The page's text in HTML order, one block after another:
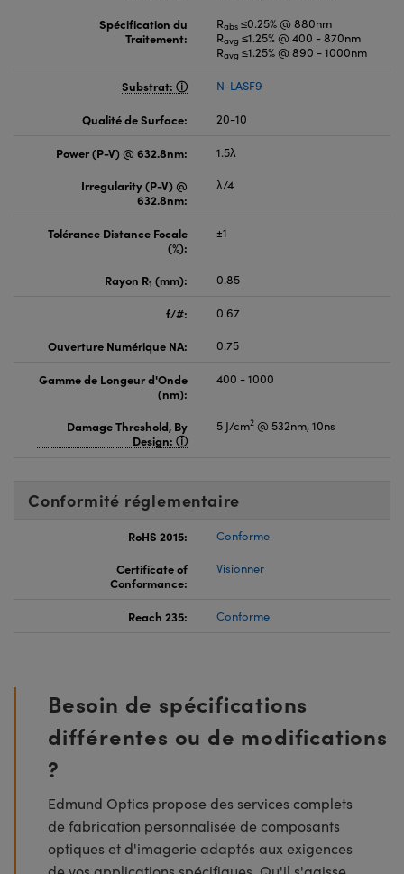
Spécification du
Traitement:
Rabs ≤0.25% @ 880nm
Ravg ≤1.25% @ 400 - 870nm
Ravg ≤1.25% @ 890 - 1000nm
Substrat: N-LASF9
Qualité de Surface: 20-10
Power (P-V) @ 632.8nm:
1.5λ
Irregularity (P-V) @
632.8nm:
λ/4
Tolérance Distance Focale
(%):
±1
Rayon R1 (mm): 0.85
f/#:
0.67
Ouverture Numérique NA:
0.75
Gamme de Longeur d'Onde
(nm):
400 - 1000
Damage Threshold, By
Design:
5 J/cm2 @ 532nm, 10ns
Conformité réglementaire
RoHS 2015:
Conforme
Certificate of
Conformance:
Visionner
Reach 235: Conforme
Besoin de spécifications
différentes ou de modifications
?
Edmund Optics propose des services complets
de fabrication personnalisée de composants
optiques et d'imagerie adaptés aux exigences